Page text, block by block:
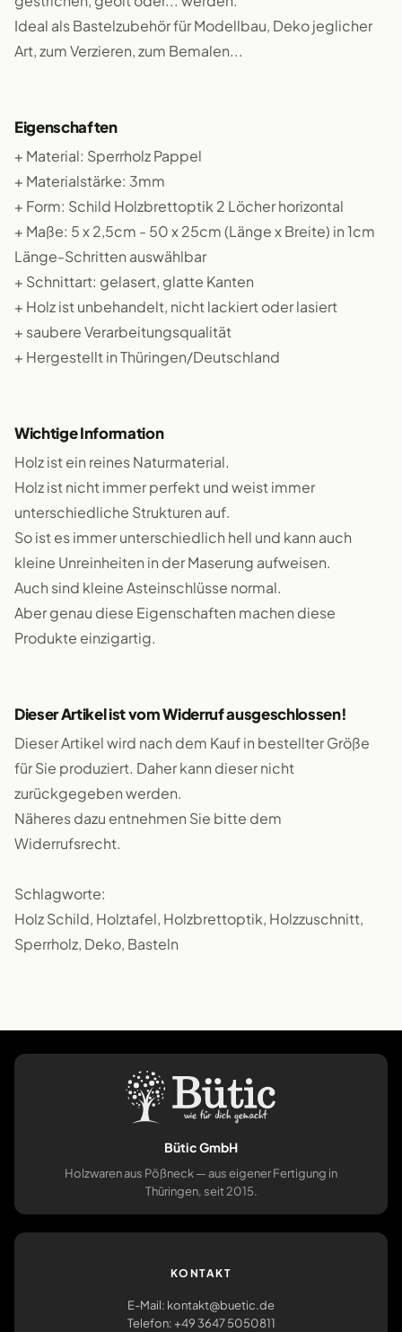
Ideal als Bastelzubehör für Modellbau, Deko jeglicher
Art, zum Verzieren, zum Bemalen...
Eigenschaften
+ Material: Sperrholz Pappel
+ Materialstärke: 3mm
+ Form: Schild Holzbrettoptik 2 Löcher horizontal
+ Maße: 5 x 2,5cm - 50 x 25cm (Länge x Breite) in 1cm
Länge-Schritten auswählbar
+ Schnittart: gelasert, glatte Kanten
+ Holz ist unbehandelt, nicht lackiert oder lasiert
+ saubere Verarbeitungsqualität
+ Hergestellt in Thüringen/Deutschland
Wichtige Information
Holz ist ein reines Naturmaterial.
Holz ist nicht immer perfekt und weist immer
unterschiedliche Strukturen auf.
So ist es immer unterschiedlich hell und kann auch
kleine Unreinheiten in der Maserung aufweisen.
Auch sind kleine Asteinschlüsse normal.
Aber genau diese Eigenschaften machen diese
Produkte einzigartig.
Dieser Artikel ist vom Widerruf ausgeschlossen!
Dieser Artikel wird nach dem Kauf in bestellter Größe
für Sie produziert. Daher kann dieser nicht
zurückgegeben werden.
Näheres dazu entnehmen Sie bitte dem
Widerrufsrecht.
Schlagworte:
Holz Schild, Holztafel, Holzbrettoptik, Holzzuschnitt,
Sperrholz, Deko, Basteln
Bütic GmbH
Holzwaren aus Pößneck — aus eigener Fertigung in
Thüringen, seit 2015.
KONTAKT
E-Mail: kontakt@buetic.de
Telefon: +49 3647 5050811